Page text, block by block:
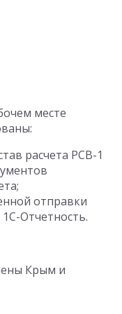
месте
расчета РСВ-1
отправки
Отчетность.
Крым и